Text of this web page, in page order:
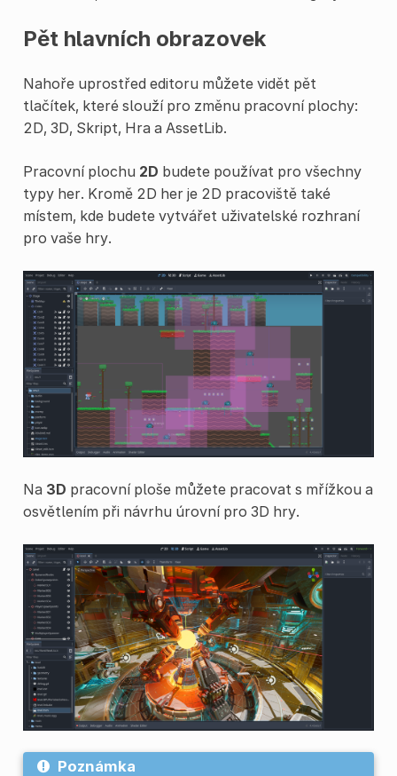
Pět hlavních obrazovek
Nahoře uprostřed editoru můžete vidět pět
tlačítek, které slouží pro změnu pracovní plochy:
2D, 3D, Skript, Hra a AssetLib.
Pracovní plochu 2D budete používat pro všechny
typy her. Kromě 2D her je 2D pracoviště také
místem, kde budete vytvářet uživatelské rozhraní
pro vaše hry.
Na 3D pracovní ploše můžete pracovat s mřížkou a
osvětlením při návrhu úrovní pro 3D hry.
Poznámka